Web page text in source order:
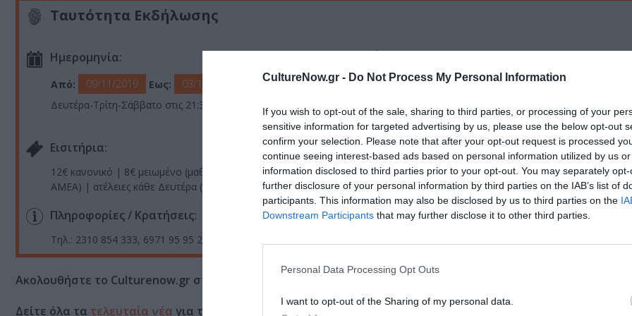
CultureNow.gr - Do Not Process My Personal Information
If you wish to opt-out of the sale, sharing to third parties, or processing of your
sensitive information for targeted advertising by us, please use the below opt-out
confirm your selection. Please note that after your opt-out request is processed
continue seeing interest-based ads based on personal information utilized by us
information disclosed to third parties prior to your opt-out. You may separately
further disclosure of your personal information by third parties on the IAB’s list of
participants. This information may also be disclosed by us to third parties on the
Downstream Participants that may further disclose it to other third parties.
Personal Data Processing Opt Outs
I want to opt-out of the Sharing of my personal data.
Ταυτότητα Εκδήλωσης
Ημερομηνία:
Από: 09/11/2019 Εως:
03/12/2019
Δευτέρα-Τρίτη-Σάββατο στις 21:30 και Κυριακή στις 19:00
Θέατρο Τ, Αλεξάνδρου Φλέμινγκ 16, Θεσσαλονίκη
Θέατρο Τ
Eισιτήρια:
12€ κανονικό | 8€ μειωμένο (μαθητών, φοιτητών, ανέργων,
ΑΜΕΑ) | ατέλειες κάθε Δευτέρα (με σειρά προτεραιότητας)
Προπώληση:
viva.gr
Πληροφορίες / Κρατήσεις:
Τηλ.: 2310 854 333, 6971 95 95 29 |
Ακολουθήστε το Culturenow.gr στο
και μάθετε πρώτοι όλες τις ειδήσεις
Δείτε όλα τα τελευταία νέα για την Τέχνη και τον Πολιτισμό στο Culturenow.gr